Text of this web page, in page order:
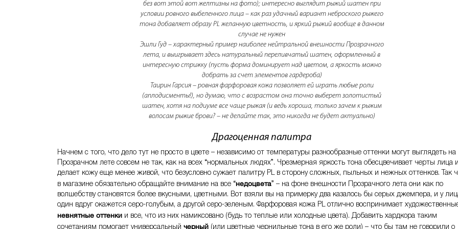
без вот этой вот желтизны на фото); интересно выглядит рыжий шатен при
условии ровного выбеленного лица – как раз удачный вариант неброского рыжего
тона добавляет образу PL желанную цветность, и яркий рыжий вообще в данном
случае не нужен
Эшли Гуд – характерный пример наиболее нейтральной внешности Прозрачного
лета, и выигрывает здесь натуральный переливчатый шатен, оформленный в
интересную стрижку (пусть форма доминирует над цветом, а яркость можно
добрать за счет элементов гардероба)
Таирин Гарсия – ровная фарфоровая кожа позволяет ей играть любые роли
(аплодисменты!), но думаю, что с возрастом она точно выберет золотистый
шатен, хотя на подиуме все чаще рыжая (и ведь хороша, только зачем к рыжим
волосам рыжие брови? – не делайте так, это никогда не будет актуально)
Драгоценная палитра
Начнем с того, что дело тут не просто в цвете – независимо от температуры разнообразные оттенки могут выглядеть на
Прозрачном лете совсем не так, как на всех “нормальных людях”. Чрезмерная яркость тона обесцвечивает черты лица и
делает кожу еще менее живой, что безусловно сужает палитру PL в сторону сложных, пыльных и нежных оттенков. Так
в магазине обязательно обращайте внимание на все “недоцвета” – на фоне внешности Прозрачного лета они как по
волшебству становятся более вкусными, цветными. Вот взяли вы на примерку два казалось бы серых джемпера, и у
один вдруг окажется серо-голубым, а другой серо-зеленым. Фарфоровая кожа PL отлично воспринимает
невнятные оттенки и все, что из них намиксовано (будь то теплые или холодные цвета). Добавить хардкора таким
сочетаниям помогает универсальный черный (или цветные чернильные тона в его же роли) – что бы там не говорили о